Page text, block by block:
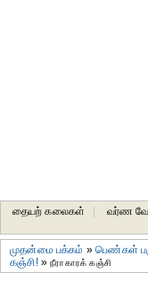
தையற் கலைகள் வர்ண
முதன்மை பக்கம் »பெண்கள்
கஞ்சி!»நீராகாரக் கஞ்சி